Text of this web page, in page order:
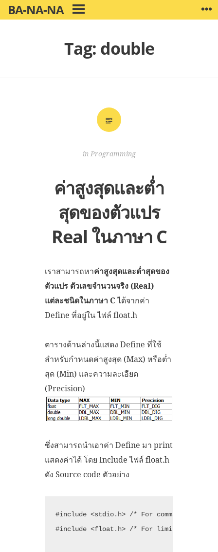
Skip
to
BA-NA-NA
PRIMARY
MENU
Tag: double
in Programming
ค่าสูงสุดและต่ำ
สุดของตัวแปร
Real ในภาษา C
เราสามารถหาค่าสูงสุดและต่ำสุดของ
ตัวแปร ตัวเลขจำนวนจริง (Real)
แต่ละชนิดในภาษา Cได้จากค่า
Define ที่อยู่ใน ไฟล์ float.h
ตารางด้านล่างนี้แสดง Define ที่ใช้
สำหรับกำหนดค่าสูงสุด (Max) หรือต่ำ
สุด (Min) และความละเอียด
(Precision)
ซึ่งสามารถนำเอาค่า Define มา print
แสดงค่าได้ โดย Include ไฟล์ float.h
ดัง Source code ตัวอย่าง
#include <stdio.h> /* For command line
#include <float.h> /* For limits on